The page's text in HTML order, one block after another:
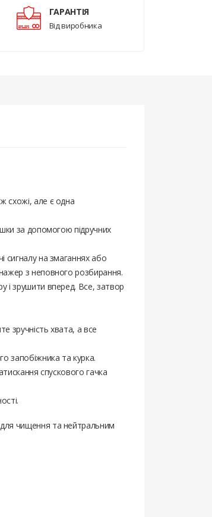
ГАРАНТІЯ
Від виробника
схожі, але є одна
за допомогою підручних
сигналу на змаганнях або
з неповного розбирання.
і зрушити вперед. Все, затвор
зручність хвата, а все
запобіжника та курка.
спускового гачка
чищення та нейтральним